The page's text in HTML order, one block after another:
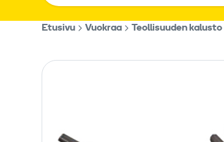
Etusivu Vuokraa Teollisuuden kalusto